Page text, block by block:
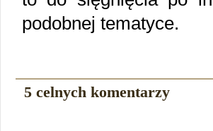
podobnej tematyce.
5 celnych komentarzy